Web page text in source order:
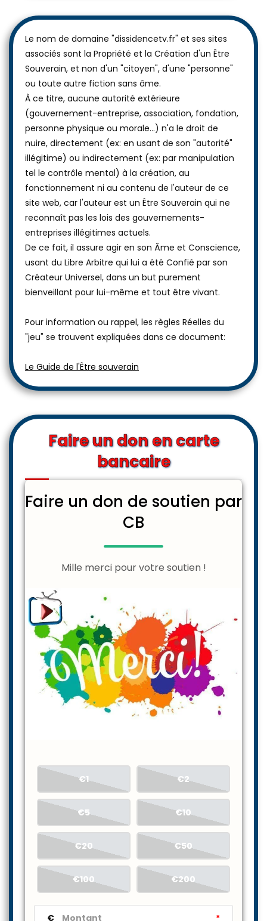
Le nom de domaine "dissidencetv.fr" et ses sites
associés sont la Propriété et la Création d'un Être
Souverain, et non d'un "citoyen", d'une "personne"
ou toute autre fiction sans âme.
À ce titre, aucune autorité extérieure
(gouvernement-entreprise, association, fondation,
personne physique ou morale...) n'a le droit de
nuire, directement (ex: en usant de son "autorité"
illégitime) ou indirectement (ex: par manipulation
tel le contrôle mental) à la création, au
fonctionnement ni au contenu de l'auteur de ce
site web, car l'auteur est un Être Souverain qui ne
reconnaît pas les lois des gouvernements-
entreprises illégitimes actuels.
De ce fait, il assure agir en son Âme et Conscience,
usant du Libre Arbitre qui lui a été Confié par son
Créateur Universel, dans un but purement
bienveillant pour lui-même et tout être vivant.
Pour information ou rappel, les règles Réelles du
"jeu" se trouvent expliquées dans ce document:
Le Guide de l'Être souverain
Faire un don en carte
bancaire
Faire un don de soutien par
CB
Mille merci pour votre soutien !
€1 €2
€5 €10
€20 €50
€100 €200
€ *